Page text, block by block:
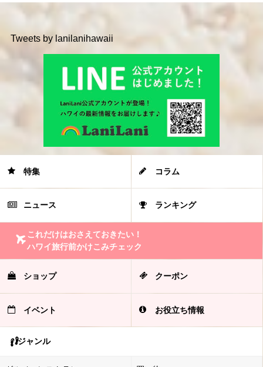
Tweets by lanilanihawaii
特集 コラム
ニュース ランキング
これだけはおさえておきたい！
ハワイ旅行前かけこみチェック
ショップ クーポン
イベント お役立ち情報
ジャンル